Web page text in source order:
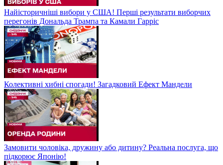
Найісторичніші вибори у США! Перші результати виборчих
перегонів Дональда Трампа та Камали Гарріс
Колективні хибні спогади! Загадковий Ефект Мандели
Замовити чоловіка, дружину або дитину? Реальна послуга, що
підкорює Японію!